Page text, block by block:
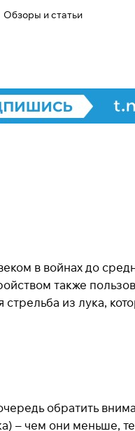
Обзоры и статьи
в войнах до
также
из лука,
обратить
– чем они меньше,